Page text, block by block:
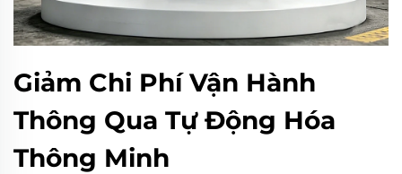
Giảm Chi Phí Vận Hành
Thông Qua Tự Động Hóa
Thông Minh